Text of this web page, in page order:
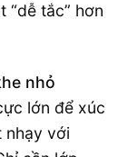
“dễ tắc” hơn
nhỏ
lớn để xúc
nhạy với